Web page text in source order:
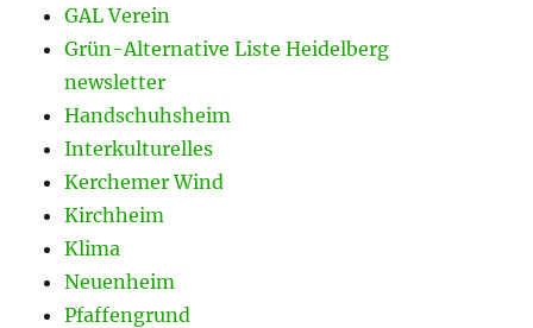
GAL Verein
Grün-Alternative Liste Heidelberg
newsletter
Handschuhsheim
Interkulturelles
Kerchemer Wind
Kirchheim
Klima
Neuenheim
Pfaffengrund